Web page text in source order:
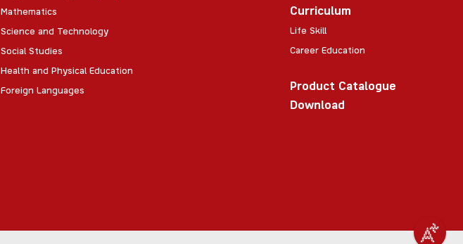
Mathematics
Science and Technology
Social Studies
Health and Physical Education
Foreign Languages
Curriculum
Life Skill
Career Education
Product Catalogue
Download